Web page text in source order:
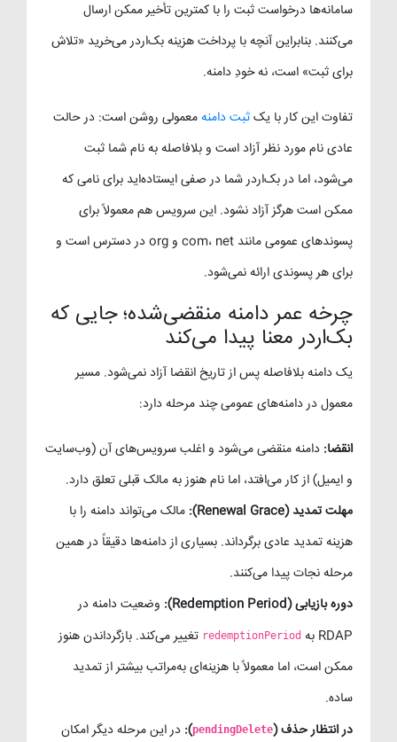
سامانه‌ها درخواست ثبت را با کمترین تأخیر ممکن ارسال
می‌کنند. بنابراین آنچه با پرداخت هزینه بک‌اردر می‌خرید «تلاش
برای ثبت» است، نه خودِ دامنه.
تفاوت این کار با یکثبت دامنهمعمولی روشن است: در حالت
عادی نام مورد نظر آزاد است و بلافاصله به نام شما ثبت
می‌شود، اما در بک‌اردر شما در صفی ایستاده‌اید برای نامی که
ممکن است هرگز آزاد نشود. این سرویس هم معمولاً برای
پسوندهای عمومی مانند com، net و org در دسترس است و
برای هر پسوندی ارائه نمی‌شود.
چرخه عمر دامنه منقضی‌شده؛ جایی که
بک‌اردر معنا پیدا می‌کند
یک دامنه بلافاصله پس از تاریخ انقضا آزاد نمی‌شود. مسیر
معمول در دامنه‌های عمومی چند مرحله دارد:
انقضا: دامنه منقضی می‌شود و اغلب سرویس‌های آن (وب‌سایت
و ایمیل) از کار می‌افتد، اما نام هنوز به مالک قبلی تعلق دارد.
مهلت تمدید (Renewal Grace):
مالک می‌تواند دامنه را با
هزینه تمدید عادی برگرداند. بسیاری از دامنه‌ها دقیقاً در همین
مرحله نجات پیدا می‌کنند.
دوره بازیابی (Redemption Period):
وضعیت دامنه در
RDAP به
redemptionPeriod تغییر می‌کند. بازگرداندن هنوز
ممکن است، اما معمولاً با هزینه‌ای به‌مراتب بیشتر از تمدید
ساده.
در انتظار حذف (pendingDelete
): در این مرحله دیگر امکان